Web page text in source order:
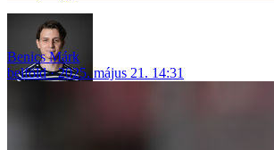
Benics Márk
belföld
2025. május 21. 14:31